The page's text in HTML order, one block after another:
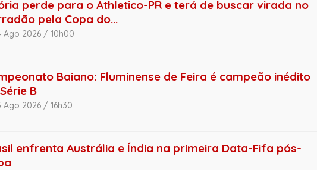
perde para o Athletico-PR e terá de buscar virada no
pela Copa do...
Ago 2026 / 10h00
Baiano: Fluminense de Feira é campeão inédito
B
Ago 2026 / 16h30
enfrenta Austrália e Índia na primeira Data-Fifa pós-